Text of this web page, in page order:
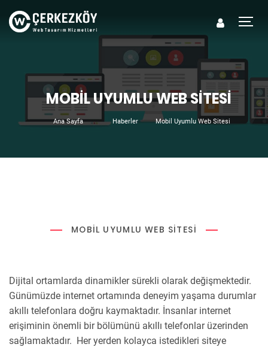
MOBIL UYUMLU WEB SITESI
Ana Sayfa Haberler Mobil Uyumlu Web Sitesi
MOBIL UYUMLU WEB SITESI
Dijital ortamlarda dinamikler sürekli olarak değişmektedir.
Günümüzde internet ortamında deneyim yaşama durumlar
akıllı telefonlara doğru kaymaktadır. İnsanlar internet
erişiminin önemli bir bölümünü akıllı telefonlar üzerinden
sağlamaktadır. Her yerden kolayca istedikleri siteye